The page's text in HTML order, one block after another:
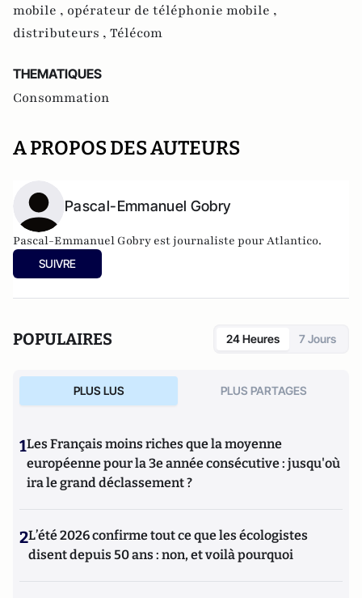
mobile , opérateur de téléphonie mobile ,
distributeurs , Télécom
THEMATIQUES
Consommation
A PROPOS DES AUTEURS
Pascal-Emmanuel Gobry
Pascal-Emmanuel Gobry est journaliste pour Atlantico.
SUIVRE
POPULAIRES 24 Heures 7 Jours
PLUS LUS PLUS PARTAGES
1Les Français moins riches que la moyenne
européenne pour la 3e année consécutive : jusqu'où
ira le grand déclassement ?
2L’été 2026 confirme tout ce que les écologistes
disent depuis 50 ans : non, et voilà pourquoi